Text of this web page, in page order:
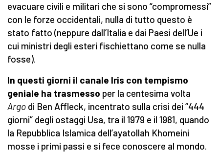
evacuare civili e militari che si sono “compromessi”
con le forze occidentali, nulla di tutto questo è
stato fatto (neppure dall’Italia e dai Paesi dell’Ue i
cui ministri degli esteri fischiettano come se nulla
fosse).
In questi giorni il canale Iris con tempismo
geniale ha trasmesso per la centesima volta
Argo di Ben Affleck, incentrato sulla crisi dei “444
giorni” degli ostaggi Usa, tra il 1979 e il 1981, quando
la Repubblica Islamica dell’ayatollah Khomeini
mosse i primi passi e si fece conoscere al mondo.